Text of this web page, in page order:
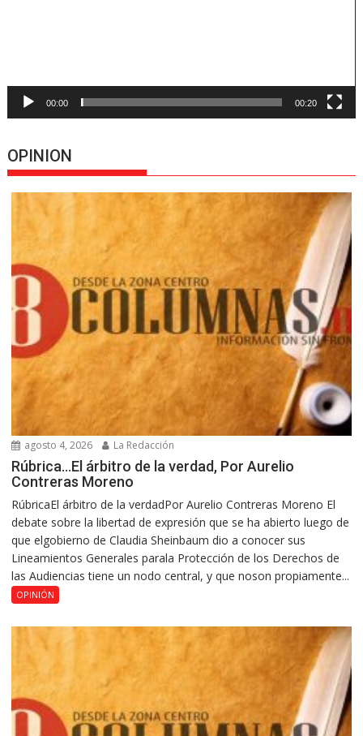
00:00 00:20
OPINION
agosto 4, 2026 La Redacción
Rúbrica…El árbitro de la verdad, Por Aurelio
Contreras Moreno
RúbricaEl árbitro de la verdadPor Aurelio Contreras Moreno El
debate sobre la libertad de expresión que se ha abierto luego de
que elgobierno de Claudia Sheinbaum dio a conocer sus
Lineamientos Generales parala Protección de los Derechos de
las Audiencias tiene un nodo central, y que noson propiamente...
OPINIÓN